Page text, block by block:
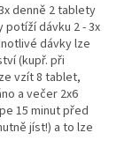
denně 2 tablety
dávku 2 - 3x
dávky lze
(kupř. při
vzít 8 tablet,
a večer 2x6
15 minut před
jíst!) a to lze